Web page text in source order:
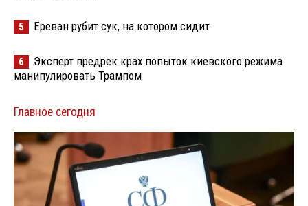
5 Ереван рубит сук, на котором сидит
6
Эксперт предрек крах попыток киевского режима
манипулировать Трампом
Главное сегодня